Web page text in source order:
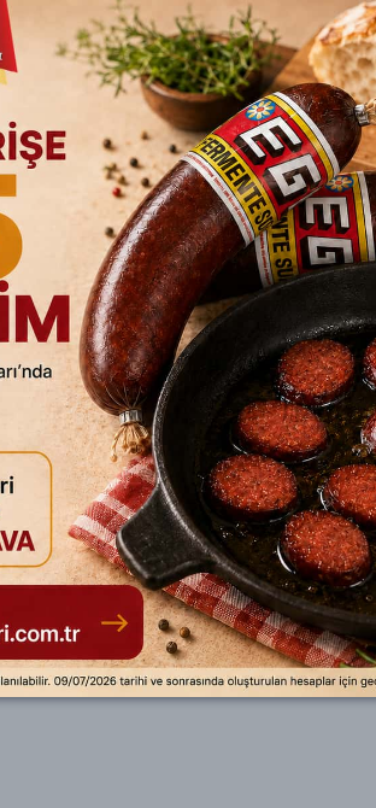
3 Soğuk Zincir
Siparişiniz ısı yalıtımlı
firması ile gönderim
verilen siparişleriniz
kargolanır.)
Siparişim Nasıl
Siparişiniz özel
KATEGORİ: Kırmızı EtKuzu
ve yağsız en değerli ettir.
ardından özenle ayrılır.
hassasiyetle ambalajlanır.
ve az kekik ile mangalda,ızgara veya
olanlar güvenle tüketebilir. İçerikler ve